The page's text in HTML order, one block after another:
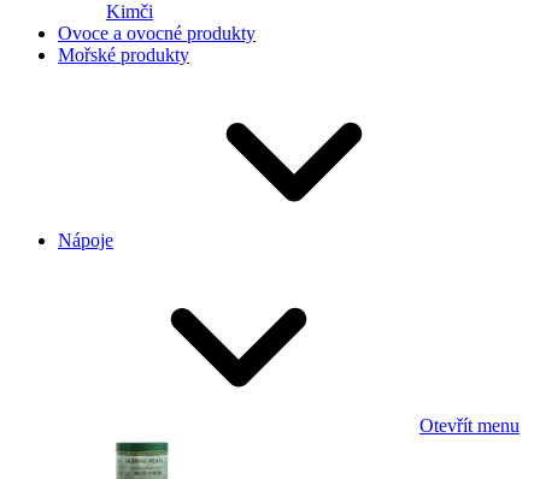
Kimči
Ovoce a ovocné produkty
Mořské produkty
Nápoje
Otevřít menu